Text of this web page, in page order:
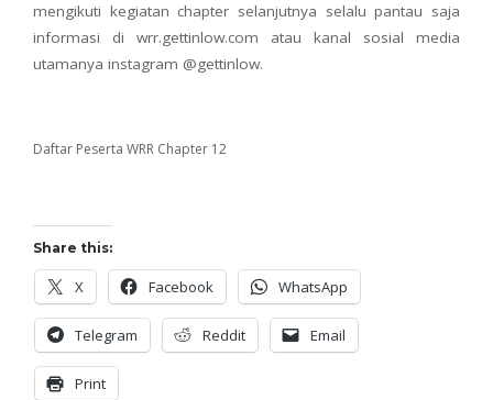
mengikuti kegiatan chapter selanjutnya selalu pantau saja
informasi di wrr.gettinlow.com atau kanal sosial media
utamanya instagram @gettinlow.
Daftar Peserta WRR Chapter 12
Share this:
X Facebook WhatsApp
Telegram Reddit Email
Print